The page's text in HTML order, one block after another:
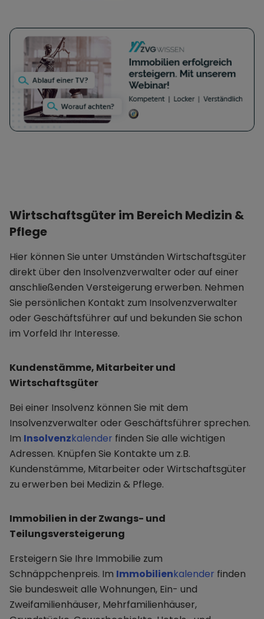
Wirtschaftsgüter im Bereich Medizin &
Pflege
Hier können Sie unter Umständen Wirtschaftsgüter
direkt über den Insolvenzverwalter oder auf einer
anschließenden Versteigerung erwerben. Nehmen
Sie persönlichen Kontakt zum Insolvenzverwalter
oder Geschäftsführer auf und bekunden Sie schon
im Vorfeld Ihr Interesse.
Kundenstämme, Mitarbeiter und
Wirtschaftsgüter
Bei einer Insolvenz können Sie mit dem
Insolvenzverwalter oder Geschäftsführer sprechen.
Im Insolvenzkalender finden Sie alle wichtigen
Adressen. Knüpfen Sie Kontakte um z.B.
Kundenstämme, Mitarbeiter oder Wirtschaftsgüter
zu erwerben bei Medizin & Pflege.
Immobilien in der Zwangs- und
Teilungsversteigerung
Ersteigern Sie Ihre Immobilie zum
Schnäppchenpreis. Im Immobilienkalender finden
Sie bundesweit alle Wohnungen, Ein- und
Zweifamilienhäuser, Mehrfamilienhäuser,